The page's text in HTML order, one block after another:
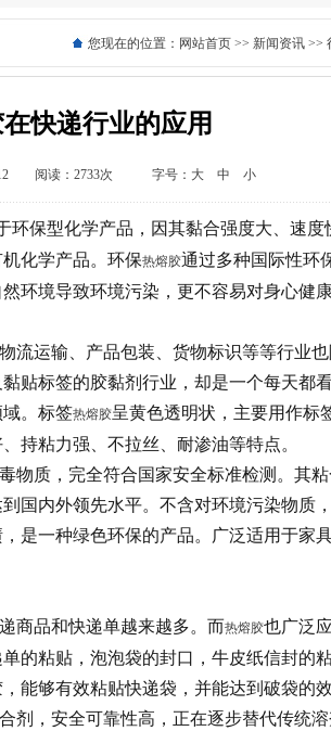
您现在的位置： 网站首页 >> 新闻资讯 >>
快递行业的应用
12 阅读：2733次 字号： 大 中 小
环保型化学产品，因其黏合强度大、速度
化学产品。环保热熔胶通过多种国际性环
环境导致环境污染，更不容易对身心健康
运输、产品包装、货物标识等等行业也
贴标签的胶黏剂行业，却是一个每天都
。标签热熔胶呈黄色透明状，主要用作标
持粘力强、不拉丝、耐渗油等特点。
质，完全符合国家安全标准检测。其粘
国内外领先水平。不含对环境污染物质
是一种绿色环保的产品。广泛适用于家
品和快递单越来越多。而热熔胶也广泛
的粘贴，泡泡袋的封口，牛皮纸信封的
能够有效粘贴快递袋，并能达到破袋的效
，安全可靠性高，正在逐步替代传统溶